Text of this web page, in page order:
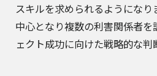
スキルを求められるようになり
中心となり複数の利害関係者
ェクト成功に向けた戦略的な判